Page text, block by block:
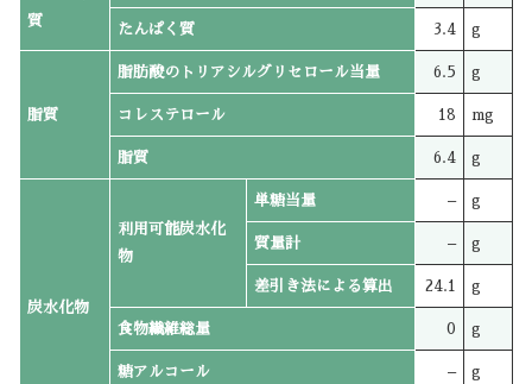
質
たんぱく質 3.4 g
脂質
脂肪酸のトリアシルグリセロール当量 6.5 g
コレステロール 18 mg
脂質 6.4 g
炭水化物
利用可能炭水化
物
単糖当量 – g
質量計 – g
差引き法による算出 24.1 g
食物繊維総量 0 g
糖アルコール – g